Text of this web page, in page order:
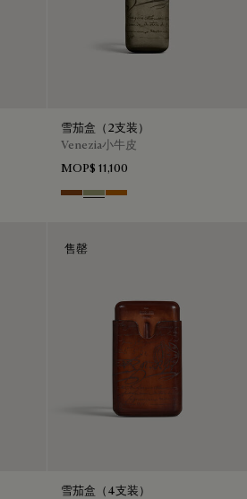
雪茄盒（2支装）
Venezia小牛皮
MOP$ 11,100
Cacao Intenso
Sandstorm
Arancio Vermiglio
售罄
雪茄盒（4支装）